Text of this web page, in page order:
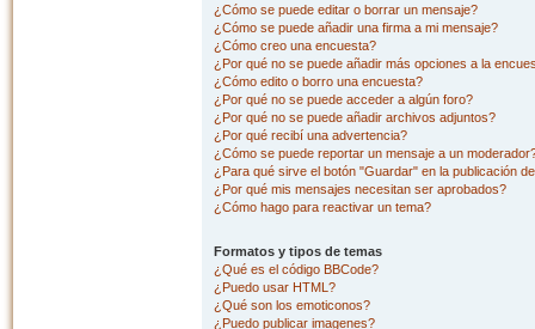
¿Cómo se puede editar o borrar un mensaje?
¿Cómo se puede añadir una firma a mi mensaje?
¿Cómo creo una encuesta?
¿Por qué no se puede añadir más opciones a la
¿Cómo edito o borro una encuesta?
¿Por qué no se puede acceder a algún foro?
¿Por qué no se puede añadir archivos adjuntos?
¿Por qué recibí una advertencia?
¿Cómo se puede reportar un mensaje a un
¿Para qué sirve el botón "Guardar" en la publicación
¿Por qué mis mensajes necesitan ser aprobados?
¿Cómo hago para reactivar un tema?
Formatos y tipos de temas
¿Qué es el código BBCode?
¿Puedo usar HTML?
¿Qué son los emoticonos?
¿Puedo publicar imagenes?